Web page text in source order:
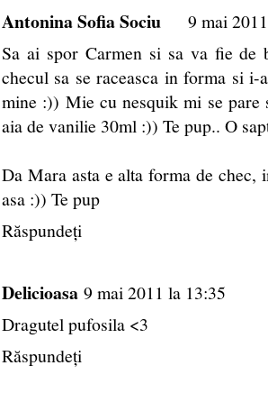
Antonina Sofia Sociu
9 mai
Sa ai spor Carmen si sa va fie de
checul sa se raceasca in forma si
mine :)) Mie cu nesquik mi se pare
aia de vanilie 30ml :)) Te pup.. O
Da Mara asta e alta forma de
asa :)) Te pup
Răspundeți
Delicioasa 9 mai 2011 la 13:35
Dragutel pufosila <3
Răspundeți